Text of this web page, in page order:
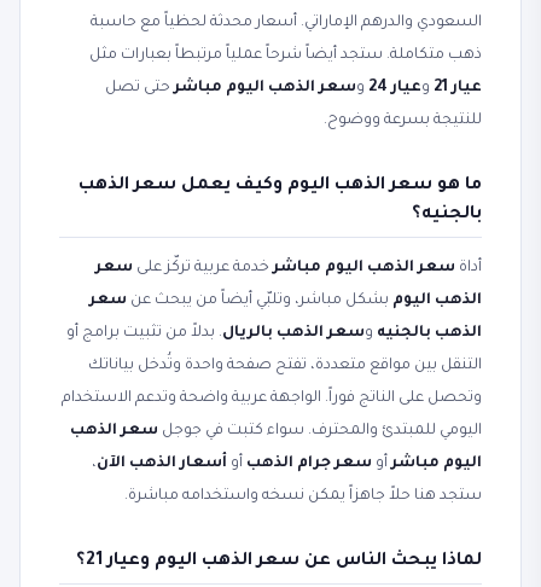
السعودي والدرهم الإماراتي. أسعار محدثة لحظياً مع حاسبة
ذهب متكاملة. ستجد أيضاً شرحاً عملياً مرتبطاً بعبارات مثل
عيار 21
وعيار 24 وسعر الذهب اليوم مباشرحتى تصل
للنتيجة بسرعة ووضوح.
ما هو سعر الذهب اليوم وكيف يعمل سعر الذهب
بالجنيه؟
أداة سعر الذهب اليوم مباشرخدمة عربية تركّز على سعر
الذهب اليوم بشكل مباشر، وتلبّي أيضاً من يبحث عن سعر
الذهب بالجنيه وسعر الذهب بالريال. بدلاً من تثبيت برامج أو
التنقل بين مواقع متعددة، تفتح صفحة واحدة وتُدخل بياناتك
وتحصل على الناتج فوراً. الواجهة عربية واضحة وتدعم الاستخدام
اليومي للمبتدئ والمحترف. سواء كتبت في جوجل سعر الذهب
اليوم مباشرأو سعر جرام الذهب أو أسعار الذهب الآن،
ستجد هنا حلاً جاهزاً يمكن نسخه واستخدامه مباشرة.
لماذا يبحث الناس عن سعر الذهب اليوم وعيار 21؟